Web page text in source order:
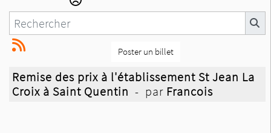
Poster un billet
Remise des prix à l'établissement St Jean La
Croix à Saint Quentin - par Francois